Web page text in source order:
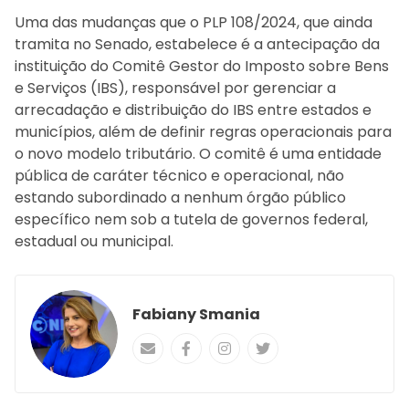
Uma das mudanças que o PLP 108/2024, que ainda
tramita no Senado, estabelece é a antecipação da
instituição do Comitê Gestor do Imposto sobre Bens
e Serviços (IBS), responsável por gerenciar a
arrecadação e distribuição do IBS entre estados e
municípios, além de definir regras operacionais para
o novo modelo tributário. O comitê é uma entidade
pública de caráter técnico e operacional, não
estando subordinado a nenhum órgão público
específico nem sob a tutela de governos federal,
estadual ou municipal.
Fabiany Smania